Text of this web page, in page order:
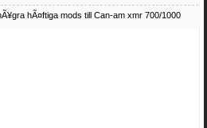
hÃ¤ftiga mods till Can-am xmr 700/1000
fyrhjulingar. Jag betalar bra och du kan nÃ¥ mig
ifall du har en som du vill sÃ¤lja
begÃ¤ra fÃ¶r en Honda TRX 350 FE 2005